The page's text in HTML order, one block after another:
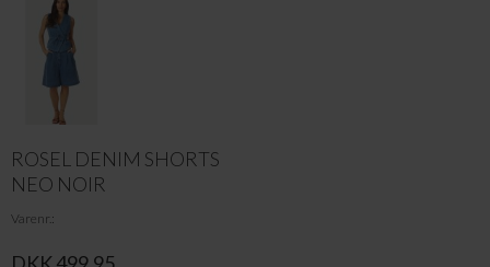
ROSEL DENIM SHORTS
NEO NOIR
Varenr.